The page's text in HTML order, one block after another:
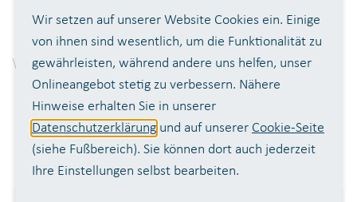
Wir freuen uns auf Ihren Besuch.
Wir setzen auf unserer Website Cookies ein. Einige
von ihnen sind wesentlich, um die Funktionalität zu
gewährleisten, während andere uns helfen, unser
Onlineangebot stetig zu verbessern. Nähere
Hinweise erhalten Sie in unserer
Datenschutzerklärung und auf unserer Cookie-Seite
(siehe Fußbereich). Sie können dort auch jederzeit
Ihre Einstellungen selbst bearbeiten.